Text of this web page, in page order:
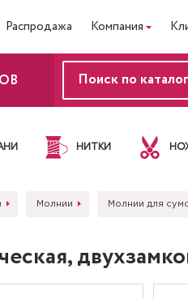
Распродажа Компания
НИТКИ
Молнии Молнии для